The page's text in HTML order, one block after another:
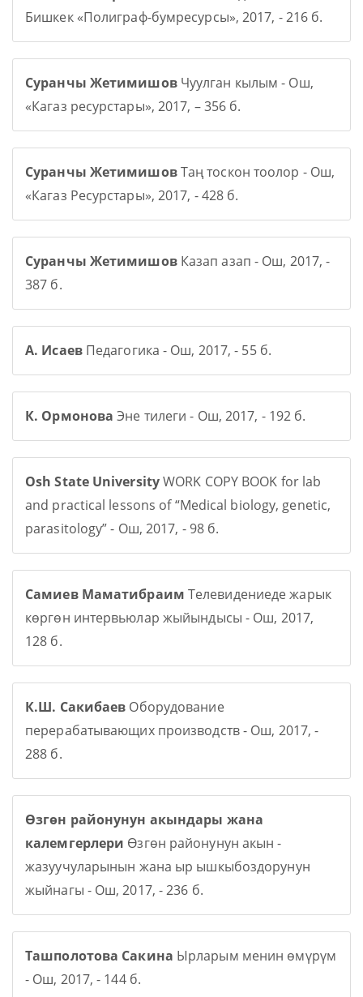
Бишкек «Полиграф-бумресурсы», 2017, - 216 б.
Суранчы ЖетимишовЧуулган кылым - Ош,
«Кагаз ресурстары», 2017, – 356 б.
Суранчы ЖетимишовТаң тоскон тоолор - Ош,
«Кагаз Ресурстары», 2017, - 428 б.
Суранчы ЖетимишовКазап азап - Ош, 2017, -
387 б.
А. ИсаевПедагогика - Ош, 2017, - 55 б.
К. Ормонова Эне тилеги - Ош, 2017, - 192 б.
Osh State UniversityWORK COPY BOOK for lab
and practical lessons of “Medical biology, genetic,
parasitology” - Ош, 2017, - 98 б.
Самиев Маматибраим Телевидениеде жарык
көргөн интервьюлар жыйындысы - Ош, 2017,
128 б.
К.Ш. Сакибаев Оборудование
перерабатывающих производств - Ош, 2017, -
288 б.
Өзгөн районунун акындары жана
калемгерлери Өзгөн районунун акын -
жазуучуларынын жана ыр ышкыбоздорунун
жыйнагы - Ош, 2017, - 236 б.
Ташполотова Сакина Ырларым менин өмүрүм
- Ош, 2017, - 144 б.